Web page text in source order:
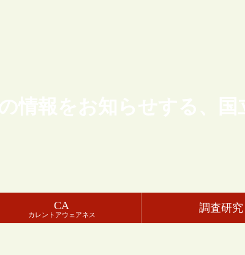
情報をお知らせする、
CA
カレントアウェアネス
調査研究